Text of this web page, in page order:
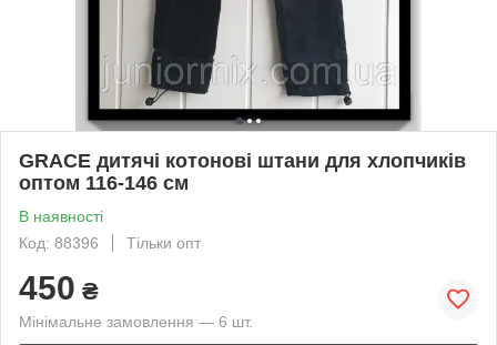
GRACE дитячі котонові штани для хлопчиків
оптом 116-146 см
В наявності
Код: 88396
Тільки опт
450 ₴
Мінімальне замовлення — 6 шт.